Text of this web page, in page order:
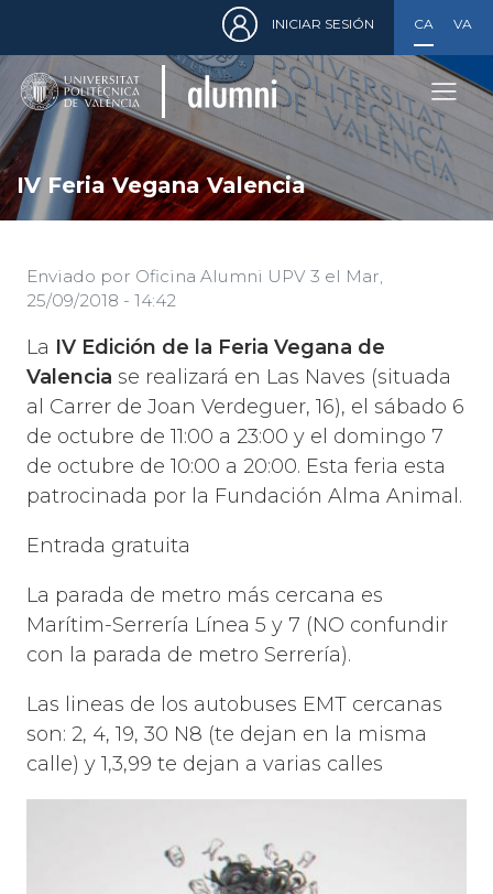
contenido
principal
Menú
de
cuenta
de
usuario
INICIAR SESIÓN
IV Feria Vegana Valencia
Enviado por Oficina Alumni UPV 3 el Mar,
25/09/2018 - 14:42
La IV Edición de la Feria Vegana de
Valencia se realizará en Las Naves (situada
al Carrer de Joan Verdeguer, 16), el sábado 6
de octubre de 11:00 a 23:00 y el domingo 7
de octubre de 10:00 a 20:00. Esta feria esta
patrocinada por la Fundación Alma Animal.
Entrada gratuita
La parada de metro más cercana es
Marítim-Serrería Línea 5 y 7 (NO confundir
con la parada de metro Serrería).
Las lineas de los autobuses EMT cercanas
son: 2, 4, 19, 30 N8 (te dejan en la misma
calle) y 1,3,99 te dejan a varias calles